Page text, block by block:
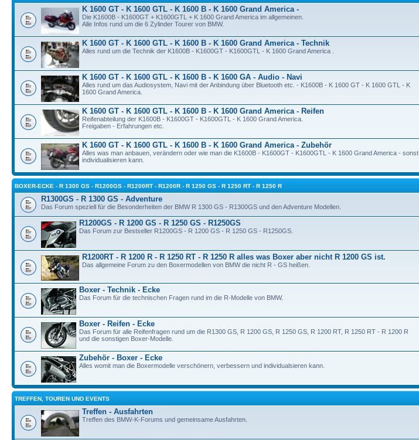
K 1600 GT - K 1600 GTL - K 1600 B - K 1600 Grand America -
Die K1600B - K1600GT + K1600GTL + K 1600 Grand America im allgemeinen.
Alle Infos rund um die 6 Zylinder Tourer von BMW.
K 1600 GT - K 1600 GTL - K 1600 B - K 1600 Grand America - Technik
Alles rund um die Technik der K1600B - K1600GT - K1600GTL - K 1600 Grand America .
K 1600 GT - K 1600 GTL - K 1600 B - K 1600 GA - Audio - Navi
Alles rund um das Audiosystem, Navi mit der Anbindung über Bluetooth etc. - K1600B - K 1600 GT - K 1600 GTL - K
1600 Grand America.
K 1600 GT - K 1600 GTL - K 1600 B - K 1600 Grand America - Reifen
Reifenabteilung der K1600B - K1600GT - K1600GTL - K 1600 Grand America.
Freigaben - Erfahrungen etc.
K 1600 GT - K 1600 GTL - K 1600 B - K 1600 Grand America - Zubehör
Alles was man anbauen, verändern oder wie man die K1600B - K1600GT - K1600GTL - K 1600 Grand America - sonst
individualisieren kann.
BOXER-ECKE - R 1300 GS - R1200GS - R1200RT - R1200R - R 1250 GS - R 1250 RT - R 1250 R
R1300GS - R 1300 GS - Adventure
Das Forum speziell für die Besonderheiten der BMW R 1300 GS - R1300GS und den Adventure Modellen.
R1200GS - R 1200 GS - R 1250 GS - R1250GS
Das Forum zur Bestseller R1200GS - R 1200 GS - R 1250 GS - R1250GS.
R1200RT - R 1200 R - R 1250 RT - R 1250 R alles was Boxer aber nicht R 1200 GS ist.
Das allgemeine Forum zu den Boxermodellen von BMW die nicht R - GS heißen.
Boxer - Technik - Ecke
Das Forum für die technischen Fragen rund im die R-Modelle von BMW.
Boxer - Reifen - Ecke
Das Forum für alle Reifenfragen rund um die R1300 GS, R 1200 GS, R 1250 GS, R 1200 RT, R 1250 RT - R 1200 R
und die sonstigen Boxer-Modelle.
Zubehör - Boxer - Ecke
Alles womit man die Boxermodelle verschönern, verbessern und individualsieren kann.
TREFFEN, TOUREN UND EVENTS
Treffen - Ausfahrten
Treffen des BMW-K-Forums und gemeinsame Ausfahrten.